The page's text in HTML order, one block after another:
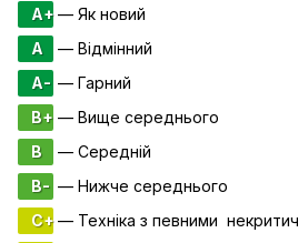
A+— Як новий
A
— Відмінний
A- — Гарний
B+ — Вище середнього
B
— Середній
B- — Нижче середнього
C+— Техніка з певними